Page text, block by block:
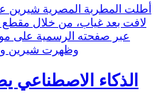
أطلت المطربة المصرية شيرين
لافت بعد غياب، من خلال مقطع
عبر صفحته الرسمية على
وظهرت شيرين
الذكاء